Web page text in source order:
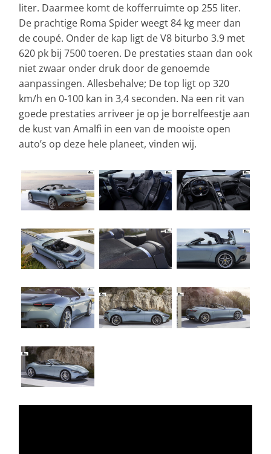
liter. Daarmee komt de kofferruimte op 255 liter.
De prachtige Roma Spider weegt 84 kg meer dan
de coupé. Onder de kap ligt de V8 biturbo 3.9 met
620 pk bij 7500 toeren. De prestaties staan dan ook
niet zwaar onder druk door de genoemde
aanpassingen. Allesbehalve; De top ligt op 320
km/h en 0-100 kan in 3,4 seconden. Na een rit van
goede prestaties arriveer je op je borrelfeestje aan
de kust van Amalfi in een van de mooiste open
auto’s op deze hele planeet, vinden wij.